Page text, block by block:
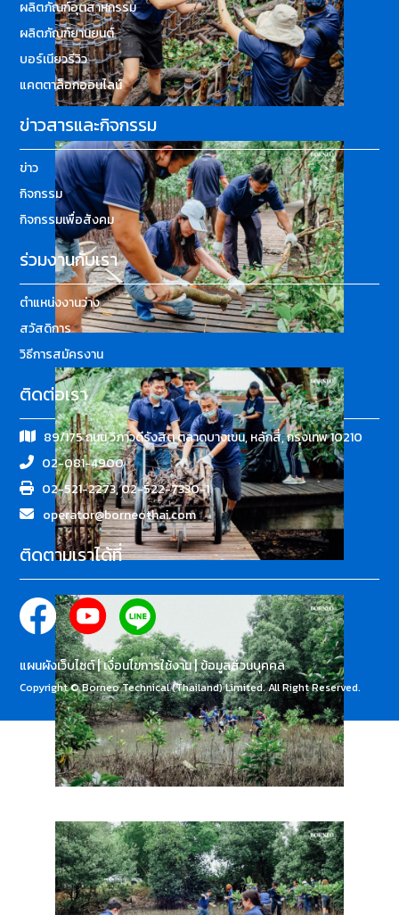
ผลิตภัณฑ์อุตสาหกรรม
ผลิตภัณฑ์ยานยนต์
บอร์เนียวรีวิว
แคตตาล็อกออนไลน์
ข่าวสารและกิจกรรม
ข่าว
กิจกรรม
กิจกรรมเพื่อสังคม
ร่วมงานกับเรา
ตำแหน่งงานว่าง
สวัสดิการ
วิธีการสมัครงาน
ติดต่อเรา
89/175 ถนน วิภาวดีรังสิต ตลาดบางเขน, หลักสี่, กรุงเทพ 10210
02-081-4900
02-521-2273, 02-522-7330-1
operator@borneothai.com
ติดตามเราได้ที่
Copyright © Borneo Technical (Thailand) Limited. All Right Reserved.
แผนผังเว็บไซต์|เงื่อนไขการใช้งาน|ข้อมูลส่วนบุคคล